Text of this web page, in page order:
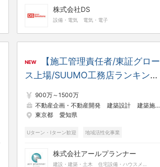
株式会社DS
設備・電気 電気・電子
SE（制御・組み込み系）
NEW
【施工管理責任者/東証グロー
ス上場/SUUMO工務店ランキング
化
900万～1500万
不動産企画・不動産開発
建築設計
建築施工管理
東京都
愛知県
Uターン・Iターン歓迎 地域活性化事業
株式会社アールプランナー
建設・建築・土木 住宅設備・ハウスメーカー